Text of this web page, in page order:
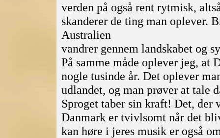
verden på også rent rytmisk,
skanderer de ting man oplever.
Australien
vandrer gennem landskabet og
På samme måde oplever jeg, at
nogle tusinde år. Det oplever
udlandet, og man prøver at tale
Sproget taber sin kraft! Det, der
Danmark er tvivlsomt når det
kan høre i jeres musik er også